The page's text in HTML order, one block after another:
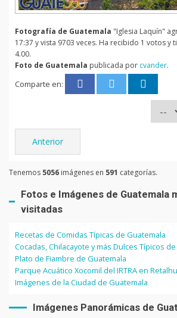
Fotografía de Guatemala "Iglesia Laquín"
17:37 y vista 9703 veces. Ha recibido 1 votos y
4.00.
Foto de Guatemala publicada por cvander.
Comparte en:
Anterior
Tenemos 5056 imágenes en 591 categorías.
Fotos e Imágenes de Guatemala
visitadas
Recetas de Comidas Típicas de Guatemala
Cocadas, Chilacayote y más Dulces Típicos
Plato de Fiambre de Guatemala
Parque Acuático Xocomil del IRTRA en
Imágenes de la Ciudad de Guatemala
Imágenes Panorámicas de